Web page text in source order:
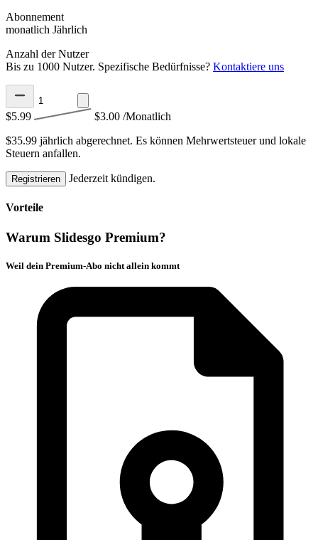
Abonnement
monatlich Jährlich
Anzahl der Nutzer
Bis zu 1000 Nutzer. Spezifische Bedürfnisse? Kontaktiere uns
$5.99 $3.00 /Monatlich
$35.99 jährlich abgerechnet. Es können Mehrwertsteuer und lokale
Steuern anfallen.
Registrieren Jederzeit kündigen.
Vorteile
Warum Slidesgo Premium?
Weil dein Premium-Abo nicht allein kommt